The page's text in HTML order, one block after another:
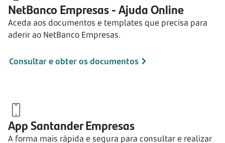
NetBanco Empresas - Ajuda Online
Aceda aos documentos e templates que precisa para
aderir ao NetBanco Empresas.
Consultar e obter os documentos
App Santander Empresas
A forma mais rápida e segura para consultar e realizar